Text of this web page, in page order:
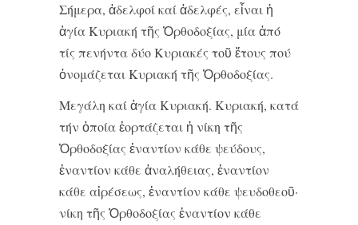
Σήμερα, ἀδελφοί καί ἀδελφές, εἶναι ἡ
ἁγία Κυριακή τῆς Ὀρθοδοξίας, μία ἀπό
τίς πενήντα δύο Κυριακές τοῦ ἔτους πού
ὀνομάζεται Κυριακή τῆς Ὀρθοδοξίας.
Μεγάλη καί ἁγία Κυριακή. Κυριακή, κατά
τήν ὁποία ἑορτάζεται ἡ νίκη τῆς
Ὀρθοδοξίας ἐναντίον κάθε ψεύδους,
ἐναντίον κάθε ἀναλήθειας, ἐναντίον
κάθε αἱρέσεως, ἐναντίον κάθε ψευδοθεοῦ·
νίκη τῆς Ὀρθοδοξίας ἐναντίον κάθε